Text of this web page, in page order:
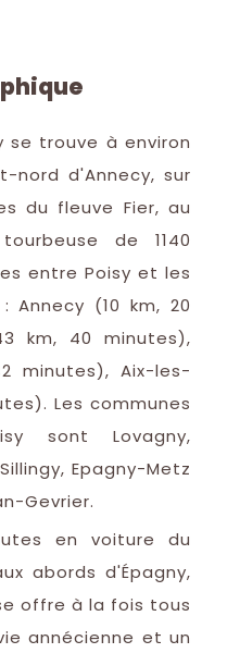
se trouve à environ
nord d'Annecy, sur
du fleuve Fier, au
de 1140
entre Poisy et les
Annecy (10 km, 20
km, 40 minutes),
minutes), Aix-les-
Les communes
sont Lovagny,
Epagny-Metz
Gevrier.
en voiture du
abords d'Épagny,
offre à la fois tous
annécienne et un